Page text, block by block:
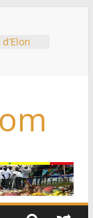
des
partis
monte à